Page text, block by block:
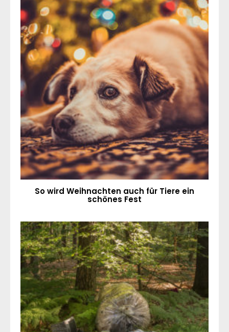
So wird Weihnachten auch für Tiere ein
schönes Fest